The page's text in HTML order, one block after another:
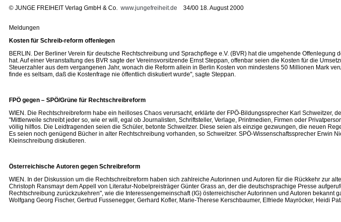
© JUNGE FREIHEIT Verlag GmbH & Co. www.jungefreiheit.de 34/00 18. August 2000
Meldungen
Kosten für Schreib-reform offenlegen
BERLIN. Der Berliner Verein für deutsche Rechtschreibung und Sprachpflege e.V. (BVR) hat die umgehende
hat. Auf einer Veranstaltung des BVR sagte der Vereinsvorsitzende Ernst Steppan, offenbar seien die Kosten für die
Steuerzahler aus dem vergangenen Jahr, wonach die Reform allein in Berlin Kosten von mindestens 50 Millionen Mark
finde es seltsam, daß die Kostenfrage nie öffentlich diskutiert wurde", sagte Steppan.
FPÖ gegen – SPÖ/Grüne für Rechtschreibreform
WIEN. Die Rechtschreibreform habe ein heilloses Chaos verursacht, erklärte der FPÖ-Bildungssprecher Karl
"Mittlerweile schreibt jeder so, wie er will, egal ob Journalisten, Schriftsteller, Verlage, Printmedien, Firmen oder
völlig hilflos. Die Leidtragenden seien die Schüler, betonte Schweitzer. Diese seien als einzige gezwungen, die neuen
Es seien noch genügend Bücher in alter Rechtschreibung vorhanden, so Schweitzer. SPÖ-Wissenschaftssprecher
Kleinschreibung diskutieren.
Österreichische Autoren gegen Schreibreform
WIEN. In der Diskussion um die Rechtschreibreform haben sich zahlreiche Autorinnen und Autoren für die Rückkehr zur
Christoph Ransmayr dem Appell von Literatur-Nobelpreisträger Günter Grass an, der die deutschsprachige Presse
Rechtschreibung zurückzukehren", wie die Interessengemeinschaft (IG) österreichischer Autorinnen und Autoren bekannt
Wolfgang Georg Fischer, Gertrud Fussenegger, Gerhard Kofler, Marie-Therese Kerschbaumer, Elfriede Mayröcker, Heidi